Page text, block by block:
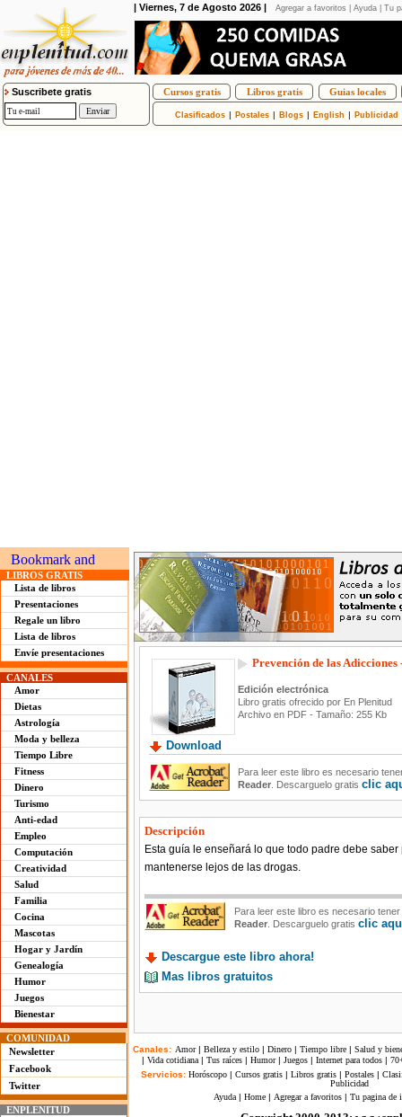
| Viernes, 7 de Agosto 2026 | Agregar a favoritos Ayuda Tu
Suscribete gratis Cursos gratis Libros gratis Guias locales
Clasificados | Postales | Blogs | English | Publicidad
LIBROS GRATIS
Lista de libros
Presentaciones
Regale un libro
Lista de libros
Envíe presentaciones
CANALES
Amor
Dietas
Astrología
Moda y belleza
Tiempo Libre
Fitness
Dinero
Turismo
Anti-edad
Empleo
Computación
Creatividad
Salud
Familia
Cocina
Mascotas
Hogar y Jardín
Genealogía
Humor
Juegos
Bienestar
COMUNIDAD
Newsletter
Facebook
Twitter
ENPLENITUD
Prevención de las
Edición electrónica
Libro gratis ofrecido por En Plenitud
Archivo en PDF - Tamaño: 255 Kb
Download
Para leer este libro es necesario
Reader . Descarguelo gratis clic
Descripción
Esta guía le enseñará lo que todo padre debe
mantenerse lejos de las drogas.
Para leer este libro es necesario
Reader . Descarguelo gratis clic
Descargue este libro ahora!
Mas libros gratuitos
Canales: Amor| Belleza y estilo | Dinero | Tiempo libre | Salud y
| Vida cotidiana | Tus raíces | Humor| Juegos | Internet para todos |
Servicios: Horóscopo | Cursos gratis | Libros gratis | Postales |
Publicidad
Ayuda| Home| Agregar a favoritos| Tu pagina de